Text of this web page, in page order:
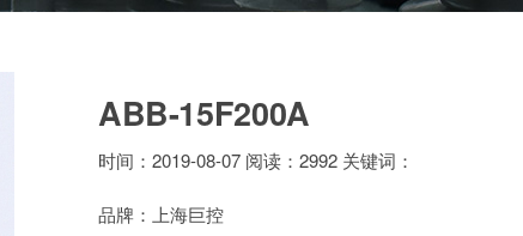
ABB-15F200A
时间：2019-08-07 阅读：2992 关键词：
品牌：上海巨控